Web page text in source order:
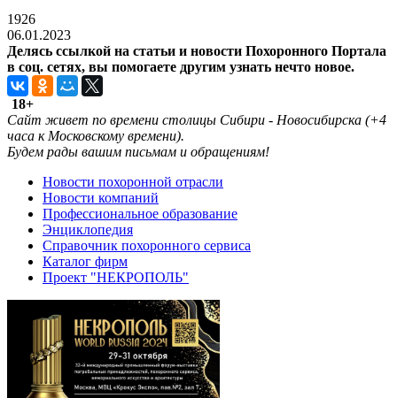
1926
06.01.2023
Делясь ссылкой на статьи и новости Похоронного Портала
в соц. сетях, вы помогаете другим узнать нечто новое.
18+
Cайт живет по времени столицы Сибири - Новосибирска (+4
часа к Московскому времени).
Будем рады вашим письмам и обращениям!
Новости похоронной отрасли
Новости компаний
Профессиональное образование
Энциклопедия
Справочник похоронного сервиса
Каталог фирм
Проект "НЕКРОПОЛЬ"